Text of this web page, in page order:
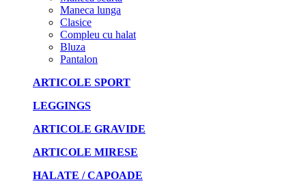
Maneca lunga
Clasice
Compleu cu halat
Bluza
Pantalon
ARTICOLE SPORT
LEGGINGS
ARTICOLE GRAVIDE
ARTICOLE MIRESE
HALATE / CAPOADE